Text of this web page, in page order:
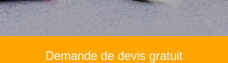
Demande de devis gratuit